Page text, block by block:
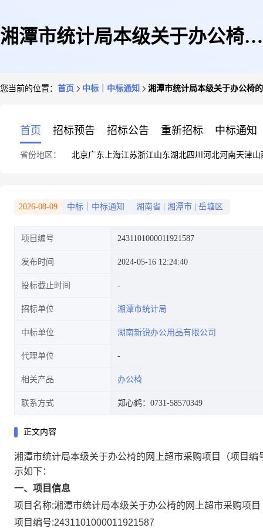
湘潭市统计局本级关于办公椅的
您当前的位置： 首页 中标｜中标通知 湘潭市统计局本级关于办公椅
首页 招标预告 招标公告 重新招标 中标通知
省份地区： 北京广东 上海江苏浙江山东湖北四川 河北河南天津山
2026-08-09 中标｜中标通知 湖南省 湘潭市 岳塘区
项目编号 2431101000011921587
发布时间 2024-05-16 12:24:40
投标截止时间
招标单位 湘潭市统计局
中标单位 湖南新锐办公用品有限公司
代理单位
相关产品 办公椅
联系方式 郑心鹤：0731-58570349
正文内容
湘潭市统计局本级关于办公椅的网上超市采购项目
（项目编
示如下：
一、项目信息
项目名称:湘潭市统计局本级关于办公椅的网上超市采购项目
项目编号:2431101000011921587